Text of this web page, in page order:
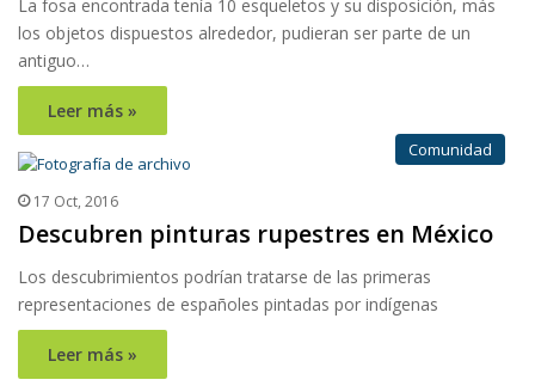
La fosa encontrada tenía 10 esqueletos y su disposición, más
los objetos dispuestos alrededor, pudieran ser parte de un
antiguo…
Leer más »
Comunidad
17 Oct, 2016
Descubren pinturas rupestres en México
Los descubrimientos podrían tratarse de las primeras
representaciones de españoles pintadas por indígenas
Leer más »